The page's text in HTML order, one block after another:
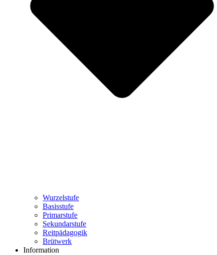
Wurzelstufe
Basisstufe
Primarstufe
Sekundarstufe
Reitpädagogik
Brütwerk
Information